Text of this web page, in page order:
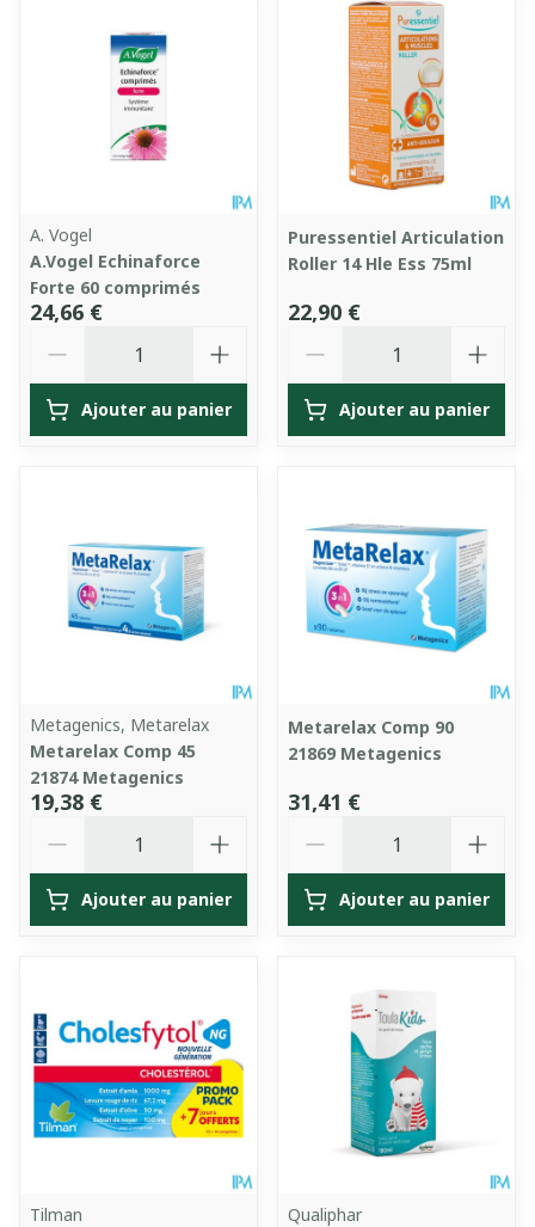
A. Vogel
A.Vogel Echinaforce
Forte 60 comprimés
24,66 €
Ajouter au panier
Puressentiel Articulation
Roller 14 Hle Ess 75ml
22,90 €
Ajouter au panier
Metagenics, Metarelax
Metarelax Comp 45
21874 Metagenics
19,38 €
Ajouter au panier
Metarelax Comp 90
21869 Metagenics
31,41 €
Ajouter au panier
Tilman
Qualiphar